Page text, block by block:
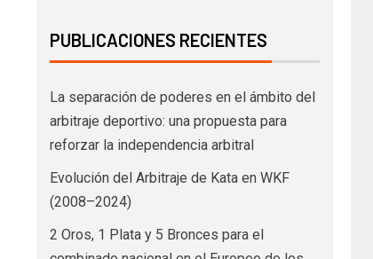
PUBLICACIONES RECIENTES
La separación de poderes en el ámbito del
arbitraje deportivo: una propuesta para
reforzar la independencia arbitral
Evolución del Arbitraje de Kata en WKF
(2008–2024)
2 Oros, 1 Plata y 5 Bronces para el